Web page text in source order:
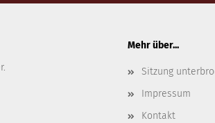
Mehr über...
Sitzung
Impressum
Kontakt